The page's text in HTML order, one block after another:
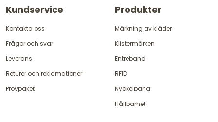
Kundservice
Kontakta oss
Frågor och svar
Leverans
Returer och reklamationer
Provpaket
Produkter
Märkning av kläder
Klistermärken
Entreband
RFID
Nyckelband
Hållbarhet